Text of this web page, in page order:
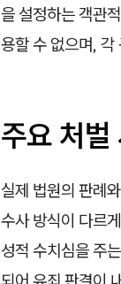
을 설정하는 객관
용할 수 없으며, 각
주요 처벌
실제 법원의 판례
수사 방식이 다르
성적 수치심을 주